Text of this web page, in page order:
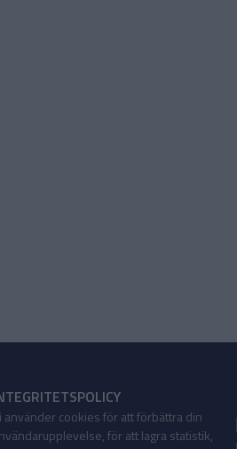
använder cookies för att förbättra din
för att lagra statistik,